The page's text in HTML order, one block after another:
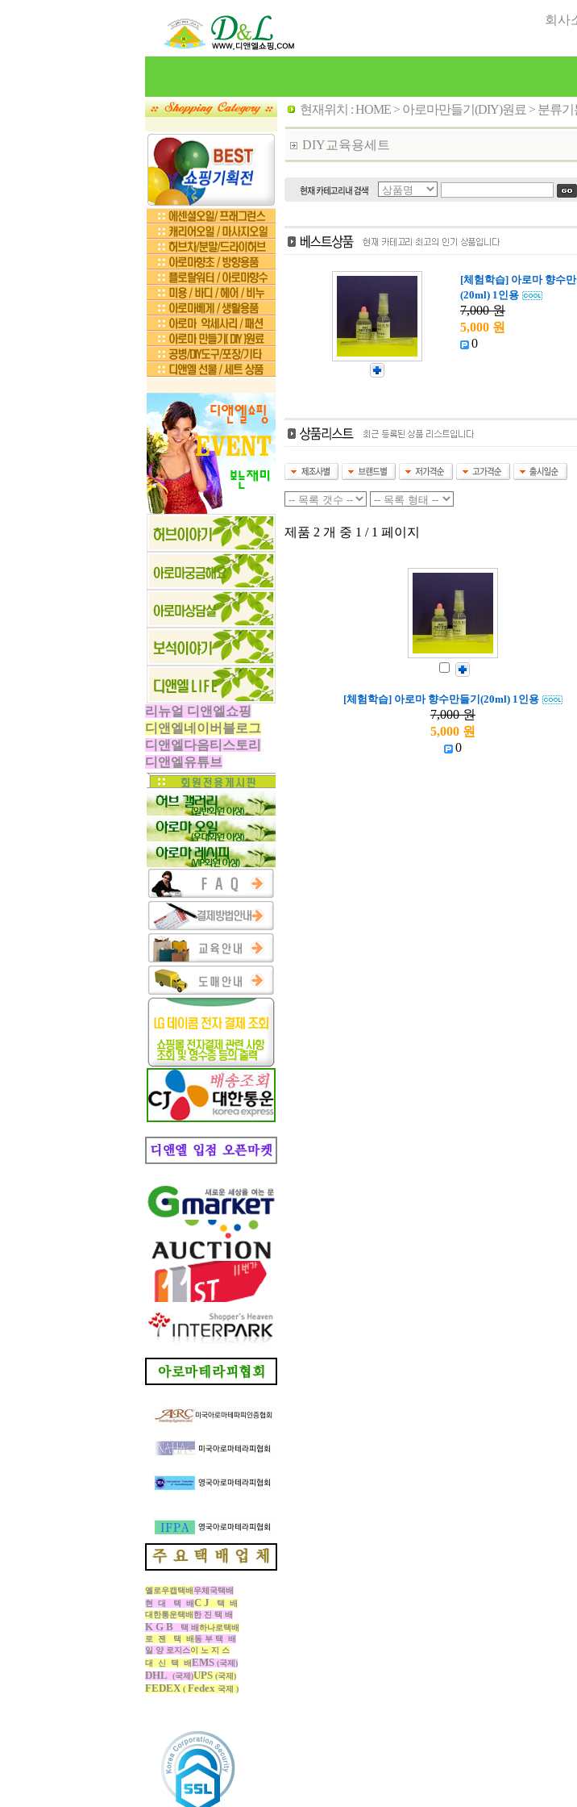
회사
리뉴얼 디앤엘쇼핑
디앤엘네이버블로그
디앤엘다음티스토리
디앤엘유튜브
옐로우캡택배우체국택배
현 대 택 배C J 택 배
대한통운택배 한 진 택 배
K G B 택 배하나로택배
로 젠 택 배 동 부 택 배
일 양 로지스이 노 지 스
대 신 택 배EMS (국제)
DHL (국제)UPS(국제)
FEDEX( Fedex 국제 )
현재위치 :HOME > 아로마만들기(DIY)원료 > 분류기
DIY교육용세트
[체험학습] 아로마 향수만
(20ml) 1인용
7,000 원
5,000 원
0
제품 2 개 중 1 / 1 페이지
[체험학습] 아로마 향수만들기(20ml) 1인용
7,000 원
5,000 원
0